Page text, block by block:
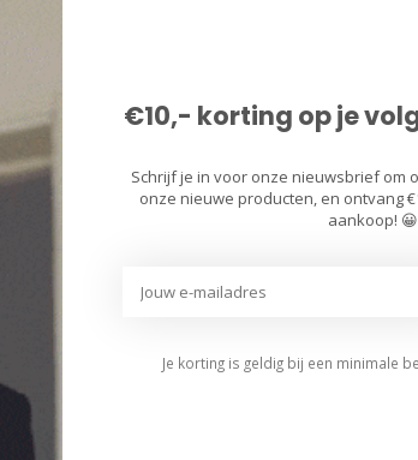
Contact & Klantenservice
Over ons
Verzenden & Retourneren
Algemene voorwaarden
Disclaimer
€10,- korting op je
Schrijf je in voor onze nieuwsbrief om
onze nieuwe producten, en ontvang
aankoop! 😀
Je korting is geldig bij een minimale